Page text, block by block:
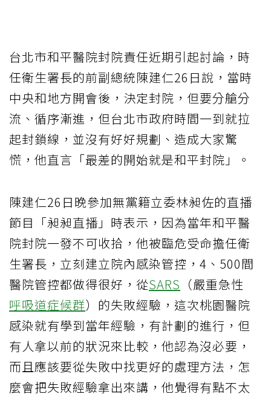
台北市和平醫院封院責任近期引起討論，時
任衛生署長的前副總統陳建仁26日說，當時
中央和地方開會後，決定封院，但要分艙分
流、循序漸進，但台北市政府時間一到就拉
起封鎖線，並沒有好好規劃、造成大家驚
慌，他直言「最差的開始就是和平封院」。
陳建仁26日晚參加無黨籍立委林昶佐的直播
節目「昶昶直播」時表示，因為當年和平醫
院封院一發不可收拾，他被臨危受命擔任衛
生署長，立刻建立院內感染管控，4、500間
醫院管控都做得很好，從SARS （嚴重急性
呼吸道症候群）的失敗經驗，這次桃園醫院
感染就有學到當年經驗，有計劃的進行，但
有人拿以前的狀況來比較，他認為沒必要，
而且應該要從失敗中找更好的處理方法，怎
麼會把失敗經驗拿出來講，他覺得有點不太